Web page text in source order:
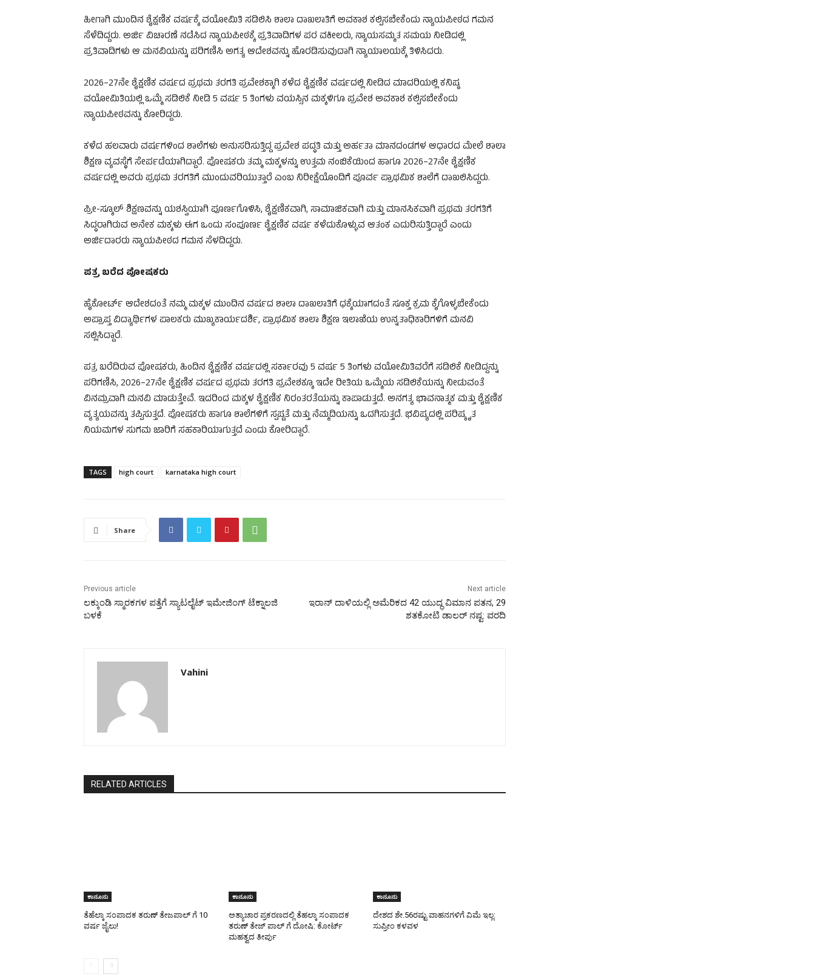
ಹೀಗಾಗಿ ಮುಂದಿನ ಶೈಕ್ಷಣಿಕ ವರ್ಷಕ್ಕೆ ವಯೋಮಿತಿ ಸಡಿಲಿಸಿ ಶಾಲಾ ದಾಖಲಾತಿಗೆ ಅವಕಾಶ ಕಲ್ಪಿಸಬೇಕೆಂದು ನ್ಯಾಯಪೀಠದ ಗಮನ
ಸೆಳೆದಿದ್ದರು. ಅರ್ಜಿ ವಿಚಾರಣೆ ನಡೆಸಿದ ನ್ಯಾಯಪೀಠಕ್ಕೆ ಪ್ರತಿವಾದಿಗಳ ಪರ ವಕೀಲರು, ನ್ಯಾಯಸಮ್ಮತ ಸಮಯ ನೀಡಿದಲ್ಲಿ
ಪ್ರತಿವಾದಿಗಳು ಆ ಮನವಿಯನ್ನು ಪರಿಗಣಿಸಿ ಅಗತ್ಯ ಆದೇಶವನ್ನು ಹೊರಡಿಸುವುದಾಗಿ ನ್ಯಾಯಾಲಯಕ್ಕೆ ತಿಳಿಸಿದರು.
2026–27ನೇ ಶೈಕ್ಷಣಿಕ ವರ್ಷದ ಪ್ರಥಮ ತರಗತಿ ಪ್ರವೇಶಕ್ಕಾಗಿ ಕಳೆದ ಶೈಕ್ಷಣಿಕ ವರ್ಷದಲ್ಲಿ ನೀಡಿದ ಮಾದರಿಯಲ್ಲಿ ಕನಿಷ್ಠ
ವಯೋಮಿತಿಯಲ್ಲಿ ಒಮ್ಮೆ ಸಡಿಲಿಕೆ ನೀಡಿ 5 ವರ್ಷ 5 ತಿಂಗಳು ವಯಸ್ಸಿನ ಮಕ್ಕಳಿಗೂ ಪ್ರವೇಶ ಅವಕಾಶ ಕಲ್ಪಿಸಬೇಕೆಂದು
ನ್ಯಾಯಪೀಠವನ್ನು ಕೋರಿದ್ದರು.
ಕಳೆದ ಹಲವಾರು ವರ್ಷಗಳಿಂದ ಶಾಲೆಗಳು ಅನುಸರಿಸುತ್ತಿದ್ದ ಪ್ರವೇಶ ಪದ್ಧತಿ ಮತ್ತು ಅರ್ಹತಾ ಮಾನದಂಡಗಳ ಆಧಾರದ ಮೇಲೆ ಶಾಲಾ
ಶಿಕ್ಷಣ ವ್ಯವಸ್ಥೆಗೆ ಸೇರ್ಪಡೆಯಾಗಿದ್ದಾರೆ. ಪೋಷಕರು ತಮ್ಮ ಮಕ್ಕಳನ್ನು ಉತ್ತಮ ನಂಬಿಕೆಯಿಂದ ಹಾಗೂ 2026–27ನೇ ಶೈಕ್ಷಣಿಕ
ವರ್ಷದಲ್ಲಿ ಅವರು ಪ್ರಥಮ ತರಗತಿಗೆ ಮುಂದುವರಿಯುತ್ತಾರೆ ಎಂಬ ನಿರೀಕ್ಷೆಯೊಂದಿಗೆ ಪೂರ್ವ ಪ್ರಾಥಮಿಕ ಶಾಲೆಗೆ ದಾಖಲಿಸಿದ್ದರು.
ಪ್ರೀ-ಸ್ಕೂಲ್ ಶಿಕ್ಷಣವನ್ನು ಯಶಸ್ವಿಯಾಗಿ ಪೂರ್ಣಗೊಳಿಸಿ, ಶೈಕ್ಷಣಿಕವಾಗಿ, ಸಾಮಾಜಿಕವಾಗಿ ಮತ್ತು ಮಾನಸಿಕವಾಗಿ ಪ್ರಥಮ ತರಗತಿಗೆ
ಸಿದ್ಧರಾಗಿರುವ ಅನೇಕ ಮಕ್ಕಳು ಈಗ ಒಂದು ಸಂಪೂರ್ಣ ಶೈಕ್ಷಣಿಕ ವರ್ಷ ಕಳೆದುಕೊಳ್ಳುವ ಆತಂಕ ಎದುರಿಸುತ್ತಿದ್ದಾರೆ ಎಂದು
ಅರ್ಜಿದಾರರು ನ್ಯಾಯಪೀಠದ ಗಮನ ಸೆಳದಿದ್ದರು.
ಪತ್ರ ಬರೆದ ಪೋಷಕರು
ಹೈಕೋರ್ಟ್ ಆದೇಶದಂತೆ ನಮ್ಮ ಮಕ್ಕಳ ಮುಂದಿನ ವರ್ಷದ ಶಾಲಾ ದಾಖಲಾತಿಗೆ ಧಕ್ಕೆಯಾಗದಂತೆ ಸೂಕ್ತ ಕ್ರಮ ಕೈಗೊಳ್ಳಬೇಕೆಂದು
ಅಪ್ರಾಪ್ತ ವಿದ್ಯಾರ್ಥಿಗಳ ಪಾಲಕರು ಮುಖ್ಯಕಾರ್ಯದರ್ಶಿ, ಪ್ರಾಥಮಿಕ ಶಾಲಾ ಶಿಕ್ಷಣ ಇಲಾಖೆಯ ಉನ್ನತಾಧಿಕಾರಿಗಳಿಗೆ ಮನವಿ
ಸಲ್ಲಿಸಿದ್ದಾರೆ.
ಪತ್ರ ಬರೆದಿರುವ ಪೋಷಕರು, ಹಿಂದಿನ ಶೈಕ್ಷಣಿಕ ವರ್ಷದಲ್ಲಿ ಸರ್ಕಾರವು 5 ವರ್ಷ 5 ತಿಂಗಳು ವಯೋಮಿತಿವರೆಗೆ ಸಡಿಲಿಕೆ ನೀಡಿದ್ದನ್ನು
ಪರಿಗಣಿಸಿ, 2026–27ನೇ ಶೈಕ್ಷಣಿಕ ವರ್ಷದ ಪ್ರಥಮ ತರಗತಿ ಪ್ರವೇಶಕ್ಕೂ ಇದೇ ರೀತಿಯ ಒಮ್ಮೆಯ ಸಡಿಲಿಕೆಯನ್ನು ನೀಡುವಂತೆ
ವಿನಮ್ರವಾಗಿ ಮನವಿ ಮಾಡುತ್ತೇವೆ. ಇದರಿಂದ ಮಕ್ಕಳ ಶೈಕ್ಷಣಿಕ ನಿರಂತರತೆಯನ್ನು ಕಾಪಾಡುತ್ತದೆ. ಅನಗತ್ಯ ಭಾವನಾತ್ಮಕ ಮತ್ತು ಶೈಕ್ಷಣಿಕ
ವ್ಯತ್ಯಯವನ್ನು ತಪ್ಪಿಸುತ್ತದೆ. ಪೋಷಕರು ಹಾಗೂ ಶಾಲೆಗಳಿಗೆ ಸ್ಪಷ್ಟತೆ ಮತ್ತು ನೆಮ್ಮದಿಯನ್ನು ಒದಗಿಸುತ್ತದೆ. ಭವಿಷ್ಯದಲ್ಲಿ ಪರಿಷ್ಕೃತ
ನಿಯಮಗಳ ಸುಗಮ ಜಾರಿಗೆ ಸಹಕಾರಿಯಾಗುತ್ತದೆ ಎಂದು ಕೋರಿದ್ದಾರೆ.
TAGS high court karnataka high court
Share
Previous article
ಲಕ್ಕುಂಡಿ ಸ್ಮಾರಕಗಳ ಪತ್ತೆಗೆ ಸ್ಯಾಟಲೈಟ್ ಇಮೇಜಿಂಗ್ ಟೆಕ್ನಾಲಜಿ
ಬಳಕೆ
Next article
ಇರಾನ್‌ ದಾಳಿಯಲ್ಲಿ ಅಮೆರಿಕದ 42 ಯುದ್ಧ ವಿಮಾನ ಪತನ, 29
ಶತಕೋಟಿ ಡಾಲರ್‌ ನಷ್ಟ: ವರದಿ
Vahini
RELATED ARTICLES
ಕಾನೂನು
ತೆಹೆಲ್ಕಾ ಸಂಪಾದಕ ತರುಣ್ ತೇಜಪಾಲ್ ಗೆ 10
ವರ್ಷ ಜೈಲು!
ಕಾನೂನು
ಅತ್ಯಾಚಾರ ಪ್ರಕರಣದಲ್ಲಿ ತೆಹಲ್ಕಾ ಸಂಪಾದಕ
ತರುಣ್‌ ತೇಜ್‌ ಪಾಲ್‌ ಗೆ ದೋಷಿ: ಕೋರ್ಟ್‌
ಮಹತ್ವದ ತೀರ್ಪು
ಕಾನೂನು
ದೇಶದ ಶೇ.56ರಷ್ಟು ವಾಹನಗಳಿಗೆ ವಿಮೆ ಇಲ್ಲ:
ಸುಪ್ರೀಂ ಕಳವಳ